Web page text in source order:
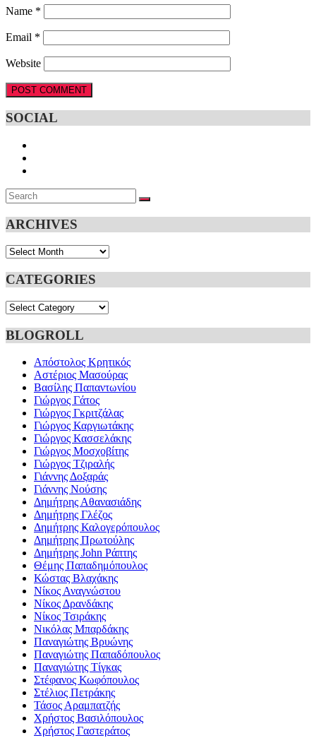
Name *
Email *
Website
SOCIAL
Search
for:
SEARCH
ARCHIVES
Archives
CATEGORIES
Categories
BLOGROLL
Απόστολος Κρητικός
Αστέριος Μασούρας
Βασίλης Παπαντωνίου
Γιώργος Γάτος
Γιώργος Γκριτζάλας
Γιώργος Καργιωτάκης
Γιώργος Κασσελάκης
Γιώργος Μοσχοβίτης
Γιώργος Τζιραλής
Γιάννης Δοξαράς
Γιάννης Νούσης
Δημήτρης Αθανασιάδης
Δημήτρης Γλέζος
Δημήτρης Καλογερόπουλος
Δημήτρης Πρωτούλης
Δημήτρης John Ράπτης
Θέμης Παπαδημόπουλος
Κώστας Βλαχάκης
Νίκος Αναγνώστου
Νίκος Δρανδάκης
Νίκος Τσιράκης
Νικόλας Μπαρδάκης
Παναγιώτης Βρυώνης
Παναγιώτης Παπαδόπουλος
Παναγιώτης Τίγκας
Στέφανος Κωφόπουλος
Στέλιος Πετράκης
Τάσος Αραμπατζής
Χρήστος Βασιλόπουλος
Χρήστος Γαστεράτος